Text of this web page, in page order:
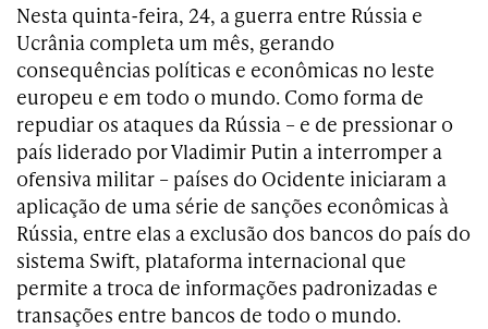
Nesta quinta-feira, 24, a guerra entre Rússia e
Ucrânia completa um mês, gerando
consequências políticas e econômicas no leste
europeu e em todo o mundo. Como forma de
repudiar os ataques da Rússia – e de pressionar o
país liderado por Vladimir Putin a interromper a
ofensiva militar – países do Ocidente iniciaram a
aplicação de uma série de sanções econômicas à
Rússia, entre elas a exclusão dos bancos do país do
sistema Swift, plataforma internacional que
permite a troca de informações padronizadas e
transações entre bancos de todo o mundo.